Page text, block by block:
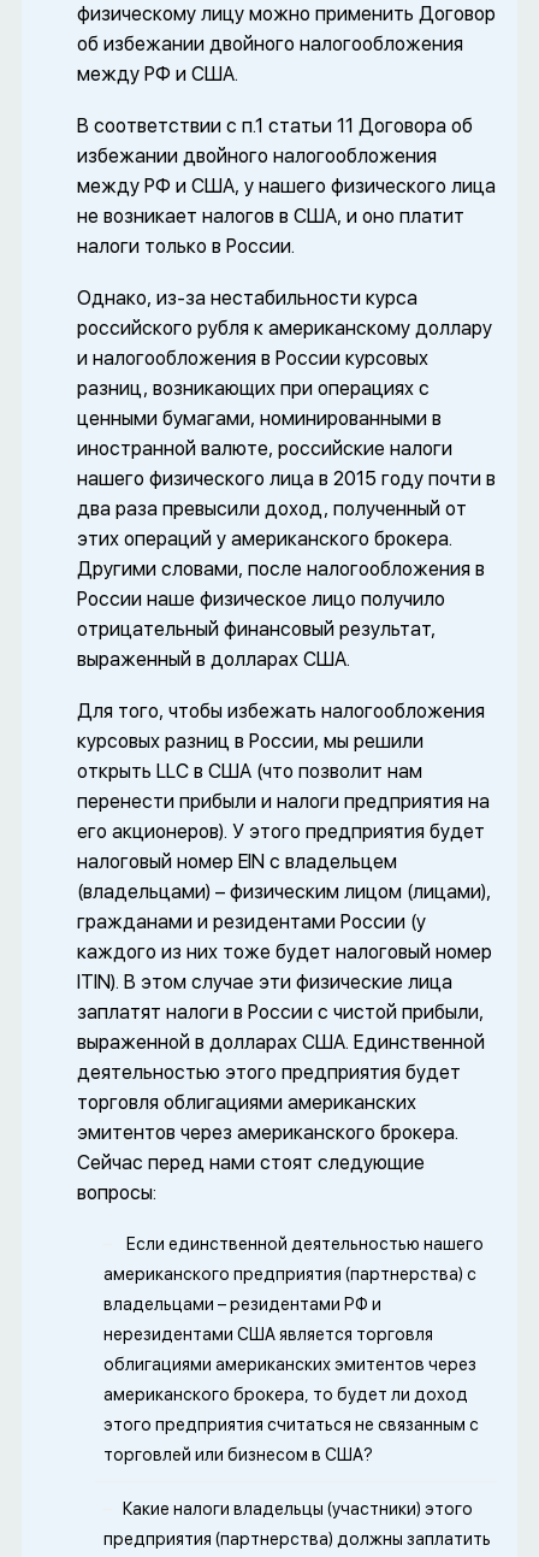
физическому лицу можно применить Договор
об избежании двойного налогообложения
между РФ и США.
В соответствии с п.1 статьи 11 Договора об
избежании двойного налогообложения
между РФ и США, у нашего физического лица
не возникает налогов в США, и оно платит
налоги только в России.
Однако, из-за нестабильности курса
российского рубля к американскому доллару
и налогообложения в России курсовых
разниц, возникающих при операциях с
ценными бумагами, номинированными в
иностранной валюте, российские налоги
нашего физического лица в 2015 году почти в
два раза превысили доход, полученный от
этих операций у американского брокера.
Другими словами, после налогообложения в
России наше физическое лицо получило
отрицательный финансовый результат,
выраженный в долларах США.
Для того, чтобы избежать налогообложения
курсовых разниц в России, мы решили
открыть LLC в США (что позволит нам
перенести прибыли и налоги предприятия на
его акционеров). У этого предприятия будет
налоговый номер EIN с владельцем
(владельцами) – физическим лицом (лицами),
гражданами и резидентами России (у
каждого из них тоже будет налоговый номер
ITIN). В этом случае эти физические лица
заплатят налоги в России с чистой прибыли,
выраженной в долларах США. Единственной
деятельностью этого предприятия будет
торговля облигациями американских
эмитентов через американского брокера.
Сейчас перед нами стоят следующие
вопросы:
Если единственной деятельностью нашего
американского предприятия (партнерства) c
владельцами – резидентами РФ и
нерезидентами США является торговля
облигациями американских эмитентов через
американского брокера, то будет ли доход
этого предприятия считаться не связанным с
торговлей или бизнесом в США?
Какие налоги владельцы (участники) этого
предприятия (партнерства) должны заплатить